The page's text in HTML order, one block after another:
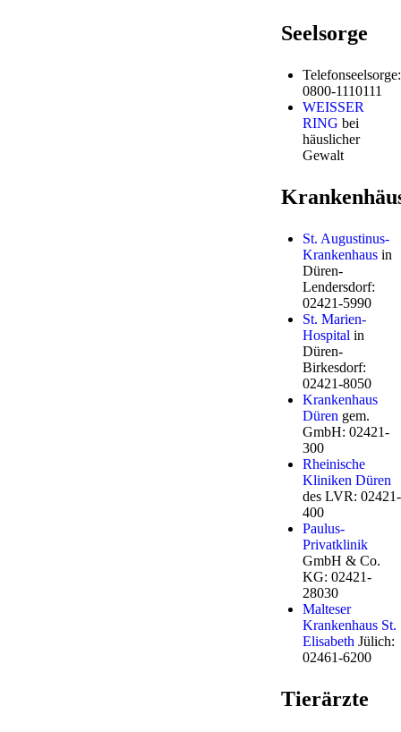
Seelsorge
Telefonseelsorge:
0800-1110111
WEISSER
RING bei
häuslicher
Gewalt
St. Augustinus-
Krankenhausin
Düren-
Lendersdorf:
02421-5990
St. Marien-
Hospital in
Düren-
Birkesdorf:
02421-8050
Krankenhaus
Düren gem.
GmbH: 02421-
300
Rheinische
Kliniken Düren
des LVR: 02421-
400
Paulus-
Privatklinik
GmbH & Co.
KG: 02421-
28030
Malteser
Krankenhaus St.
Elisabeth Jülich:
02461-6200
Tierärzte